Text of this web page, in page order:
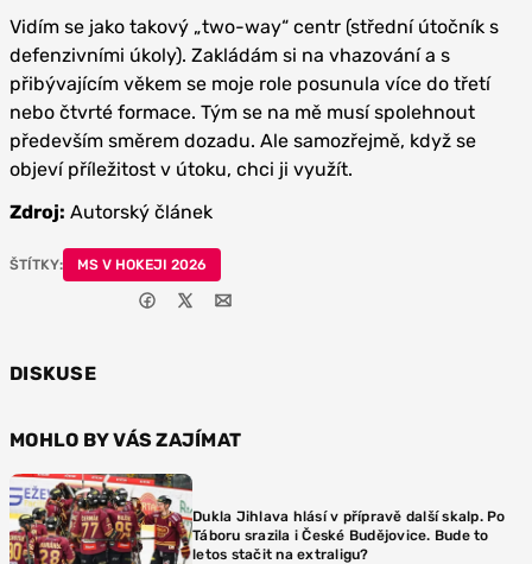
Vidím se jako takový „two-way“ centr (střední útočník s
defenzivními úkoly). Zakládám si na vhazování a s
přibývajícím věkem se moje role posunula více do třetí
nebo čtvrté formace. Tým se na mě musí spolehnout
především směrem dozadu. Ale samozřejmě, když se
objeví příležitost v útoku, chci ji využít.
Zdroj: Autorský článek
ŠTÍTKY: MS V HOKEJI 2026
DISKUSE
MOHLO BY VÁS ZAJÍMAT
Dukla Jihlava hlásí v přípravě další skalp. Po
Táboru srazila i České Budějovice. Bude to
letos stačit na extraligu?